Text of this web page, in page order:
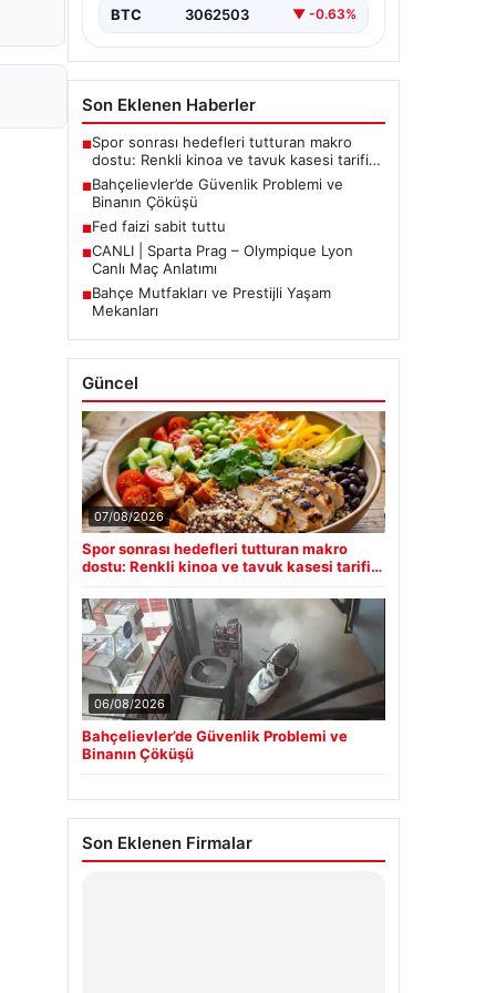
BTC 3062503 ▼ -0.63%
Son Eklenen Haberler
■Spor sonrası hedefleri tutturan makro
dostu: Renkli kinoa ve tavuk kasesi tarifi…
■Bahçelievler’de Güvenlik Problemi ve
Binanın Çöküşü
■Fed faizi sabit tuttu
■CANLI | Sparta Prag – Olympique Lyon
Canlı Maç Anlatımı
■Bahçe Mutfakları ve Prestijli Yaşam
Mekanları
Güncel
07/08/2026
Spor sonrası hedefleri tutturan makro
dostu: Renkli kinoa ve tavuk kasesi tarifi…
06/08/2026
Bahçelievler’de Güvenlik Problemi ve
Binanın Çöküşü
Son Eklenen Firmalar